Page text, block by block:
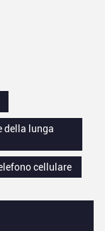
della lunga
cellulare